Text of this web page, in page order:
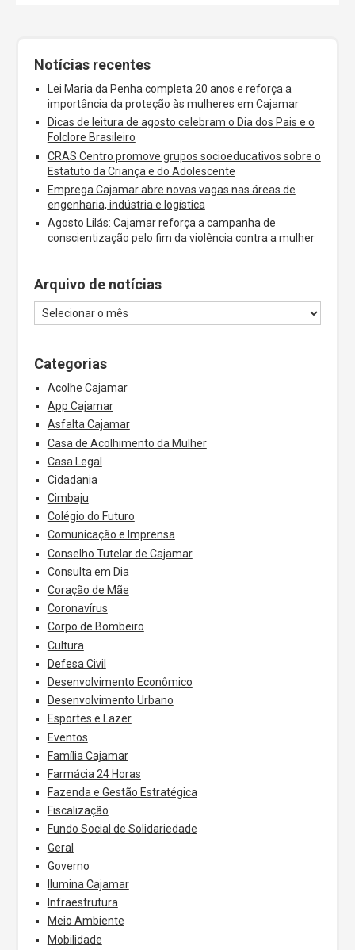
Notícias recentes
Lei Maria da Penha completa 20 anos e reforça a
importância da proteção às mulheres em Cajamar
Dicas de leitura de agosto celebram o Dia dos Pais e o
Folclore Brasileiro
CRAS Centro promove grupos socioeducativos sobre o
Estatuto da Criança e do Adolescente
Emprega Cajamar abre novas vagas nas áreas de
engenharia, indústria e logística
Agosto Lilás: Cajamar reforça a campanha de
conscientização pelo fim da violência contra a mulher
Arquivo de notícias
Categorias
Acolhe Cajamar
App Cajamar
Asfalta Cajamar
Casa de Acolhimento da Mulher
Casa Legal
Cidadania
Cimbaju
Colégio do Futuro
Comunicação e Imprensa
Conselho Tutelar de Cajamar
Consulta em Dia
Coração de Mãe
Coronavírus
Corpo de Bombeiro
Cultura
Defesa Civil
Desenvolvimento Econômico
Desenvolvimento Urbano
Esportes e Lazer
Eventos
Família Cajamar
Farmácia 24 Horas
Fazenda e Gestão Estratégica
Fiscalização
Fundo Social de Solidariedade
Geral
Governo
Ilumina Cajamar
Infraestrutura
Meio Ambiente
Mobilidade